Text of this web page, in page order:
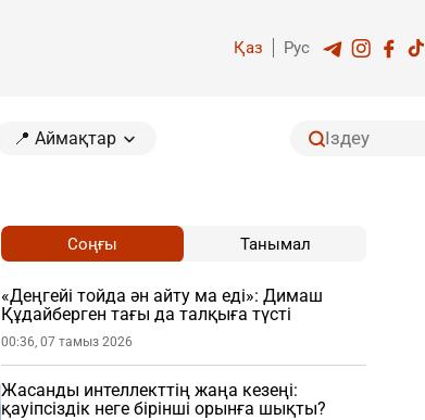
Қаз Рус
📍 Аймақтар
Соңғы Танымал
«Деңгейі тойда ән айту ма еді»: Димаш
Құдайберген тағы да талқыға түсті
00:36, 07 тамыз 2026
Жасанды интеллекттің жаңа кезеңі:
қауіпсіздік неге бірінші орынға шықты?